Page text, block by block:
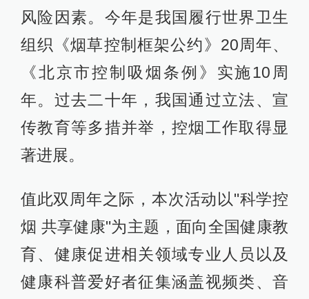
风险因素。今年是我国履行世界卫生
组织《烟草控制框架公约》20周年、
《北京市控制吸烟条例》实施10周
年。过去二十年，我国通过立法、宣
传教育等多措并举，控烟工作取得显
著进展。
值此双周年之际，本次活动以"科学控
烟 共享健康"为主题，面向全国健康教
育、健康促进相关领域专业人员以及
健康科普爱好者征集涵盖视频类、音